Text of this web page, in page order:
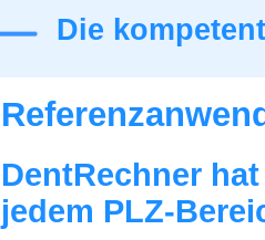
Die
DentRechner
jedem PLZ-